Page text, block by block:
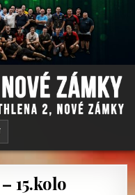
15.kolo